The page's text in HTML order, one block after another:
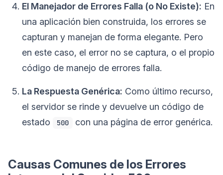
El Manejador de Errores Falla (o No Existe): En
una aplicación bien construida, los errores se
capturan y manejan de forma elegante. Pero
en este caso, el error no se captura, o el propio
código de manejo de errores falla.
La Respuesta Genérica: Como último recurso,
el servidor se rinde y devuelve un código de
estado
500 con una página de error genérica.
Causas Comunes de los Errores